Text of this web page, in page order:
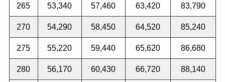
265 53,340 57,460 63,420 83,790
270 54,290 58,450 64,520 85,240
275 55,220 59,440 65,620 86,680
280 56,170 60,430 66,720 88,140